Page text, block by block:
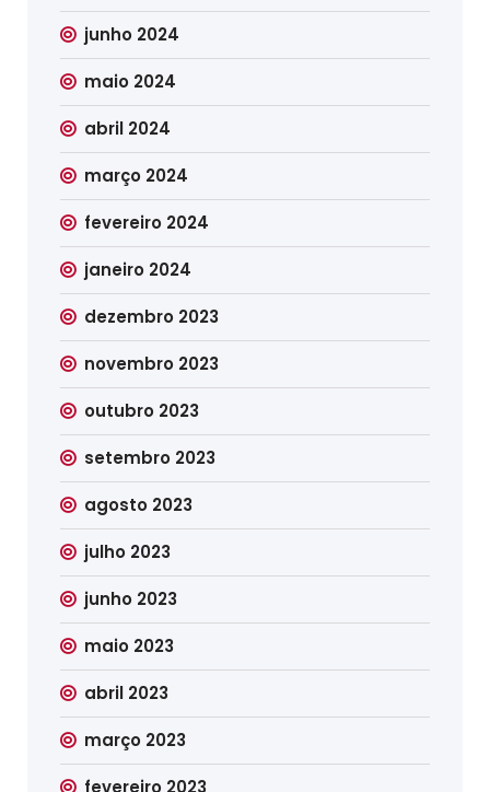
junho 2024
maio 2024
abril 2024
março 2024
fevereiro 2024
janeiro 2024
dezembro 2023
novembro 2023
outubro 2023
setembro 2023
agosto 2023
julho 2023
junho 2023
maio 2023
abril 2023
março 2023
fevereiro 2023